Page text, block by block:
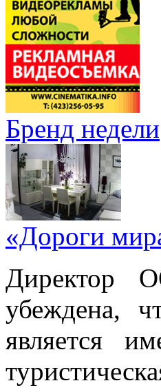
Бренд недели
«Дороги
Директор
убеждена,
является